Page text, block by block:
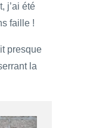
j’ai été
faille !
presque
la